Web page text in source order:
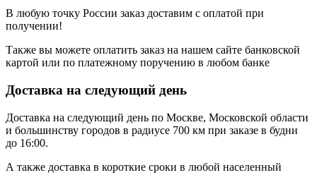
В любую точку России заказ доставим с оплатой при
получении!
Также вы можете оплатить заказ на нашем сайте банковской
картой или по платежному поручению в любом банке
Доставка на следующий день
Доставка на следующий день по Москве, Московской области
и большинству городов в радиусе 700 км при заказе в будни
до 16:00.
А также доставка в короткие сроки в любой населенный